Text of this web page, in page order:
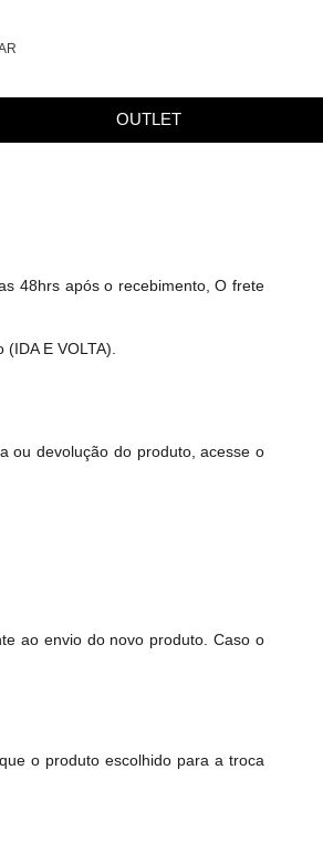
OUTLET
48hrs após o recebimento, O frete
E VOLTA).
ou devolução do produto, acesse o
ao envio do novo produto. Caso o
o produto escolhido para a troca